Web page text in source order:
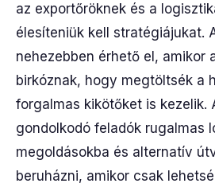
az exportőröknek és a
élesíteniük kell stratégiájukat.
nehezebben érhető el, amikor
birkóznak, hogy megtöltsék a
forgalmas kikötőket is kezelik.
gondolkodó feladók rugalmas
megoldásokba és alternatív
beruházni, amikor csak